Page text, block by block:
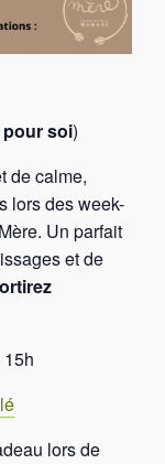
soi)
de calme,
lors des week-
Un parfait
et de
lors de